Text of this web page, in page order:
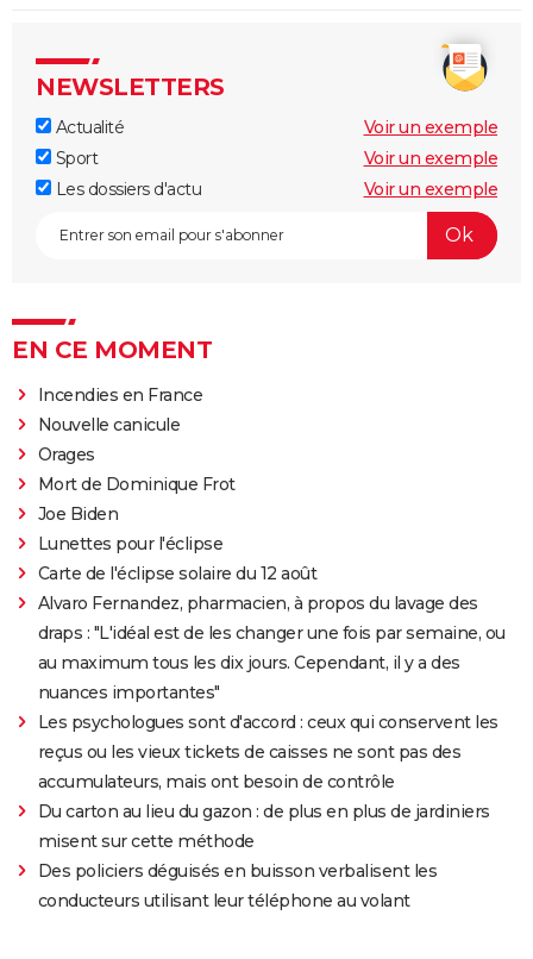
NEWSLETTERS
Actualité
Voir un exemple
Sport
Voir un exemple
Les dossiers d'actu
Voir un exemple
EN CE MOMENT
Incendies en France
Nouvelle canicule
Orages
Mort de Dominique Frot
Joe Biden
Lunettes pour l'éclipse
Carte de l'éclipse solaire du 12 août
Alvaro Fernandez, pharmacien, à propos du lavage des
draps : "L'idéal est de les changer une fois par semaine, ou
au maximum tous les dix jours. Cependant, il y a des
nuances importantes"
Les psychologues sont d'accord : ceux qui conservent les
reçus ou les vieux tickets de caisses ne sont pas des
accumulateurs, mais ont besoin de contrôle
Du carton au lieu du gazon : de plus en plus de jardiniers
misent sur cette méthode
Des policiers déguisés en buisson verbalisent les
conducteurs utilisant leur téléphone au volant